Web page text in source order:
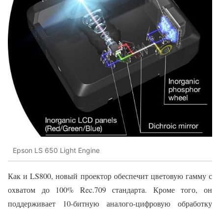
Epson LS 650 Light Engine
Как и LS800, новый проектор обеспечит цветовую гамму с
охватом до 100% Rec.709 стандарта. Кроме того, он
поддерживает 10-битную аналого-цифровую обработку